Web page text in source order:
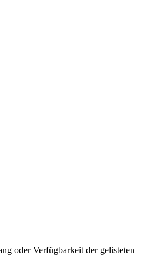
oder Verfügbarkeit der gelisteten